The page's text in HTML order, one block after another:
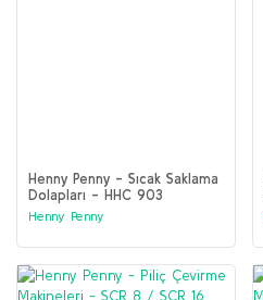
Henny Penny - Sıcak Saklama
Dolapları - HHC 903
Henny Penny